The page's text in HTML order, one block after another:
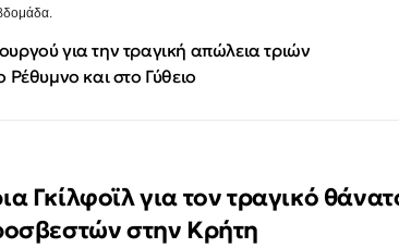
για την τραγική απώλεια τριών
και στο Γύθειο
Γκίλφοϊλ για τον τραγικό
στην Κρήτη